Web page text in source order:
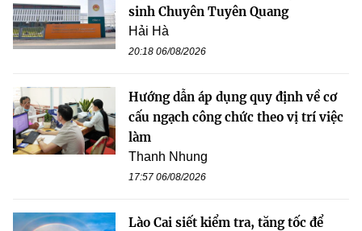
sinh Chuyên Tuyên Quang
Hải Hà
20:18 06/08/2026
Hướng dẫn áp dụng quy định về cơ
cấu ngạch công chức theo vị trí việc
làm
Thanh Nhung
17:57 06/08/2026
Lào Cai siết kiểm tra, tăng tốc để